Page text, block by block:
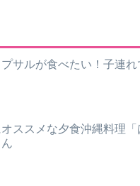
サルが食べたい！子連
ススメな夕食沖縄料理